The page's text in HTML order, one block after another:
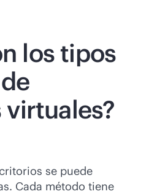
los tipos
se puede
Cada método tiene